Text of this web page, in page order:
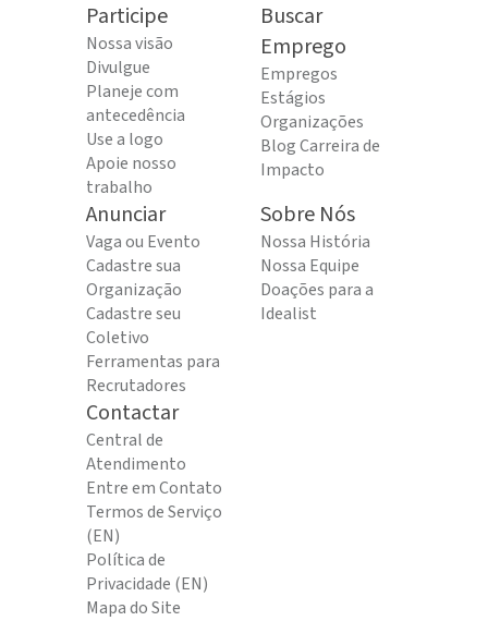
Participe
Nossa visão
Divulgue
Planeje com
antecedência
Use a logo
Apoie nosso
trabalho
Buscar
Emprego
Empregos
Estágios
Organizações
Blog Carreira de
Impacto
Anunciar
Vaga ou Evento
Cadastre sua
Organização
Cadastre seu
Coletivo
Ferramentas para
Recrutadores
Sobre Nós
Nossa História
Nossa Equipe
Doações para a
Idealist
Contactar
Central de
Atendimento
Entre em Contato
Termos de Serviço
(EN)
Política de
Privacidade (EN)
Mapa do Site